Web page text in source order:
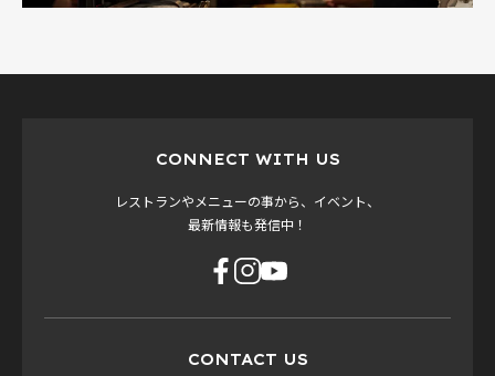
CONNECT WITH US
レストランやメニューの事から、イベント、
最新情報も発信中！
CONTACT US